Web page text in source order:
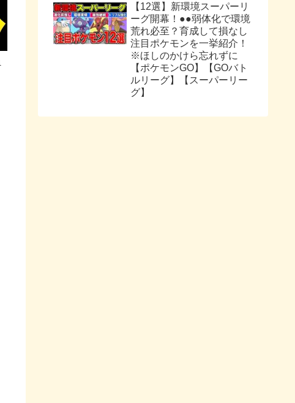
【12選】新環境スーパーリ
ーグ開幕！●●弱体化で環境
荒れ必至？育成して損なし
注目ポケモンを一挙紹介！
※ほしのかけら忘れずに
【ポケモンGO】【GOバト
ルリーグ】【スーパーリー
グ】